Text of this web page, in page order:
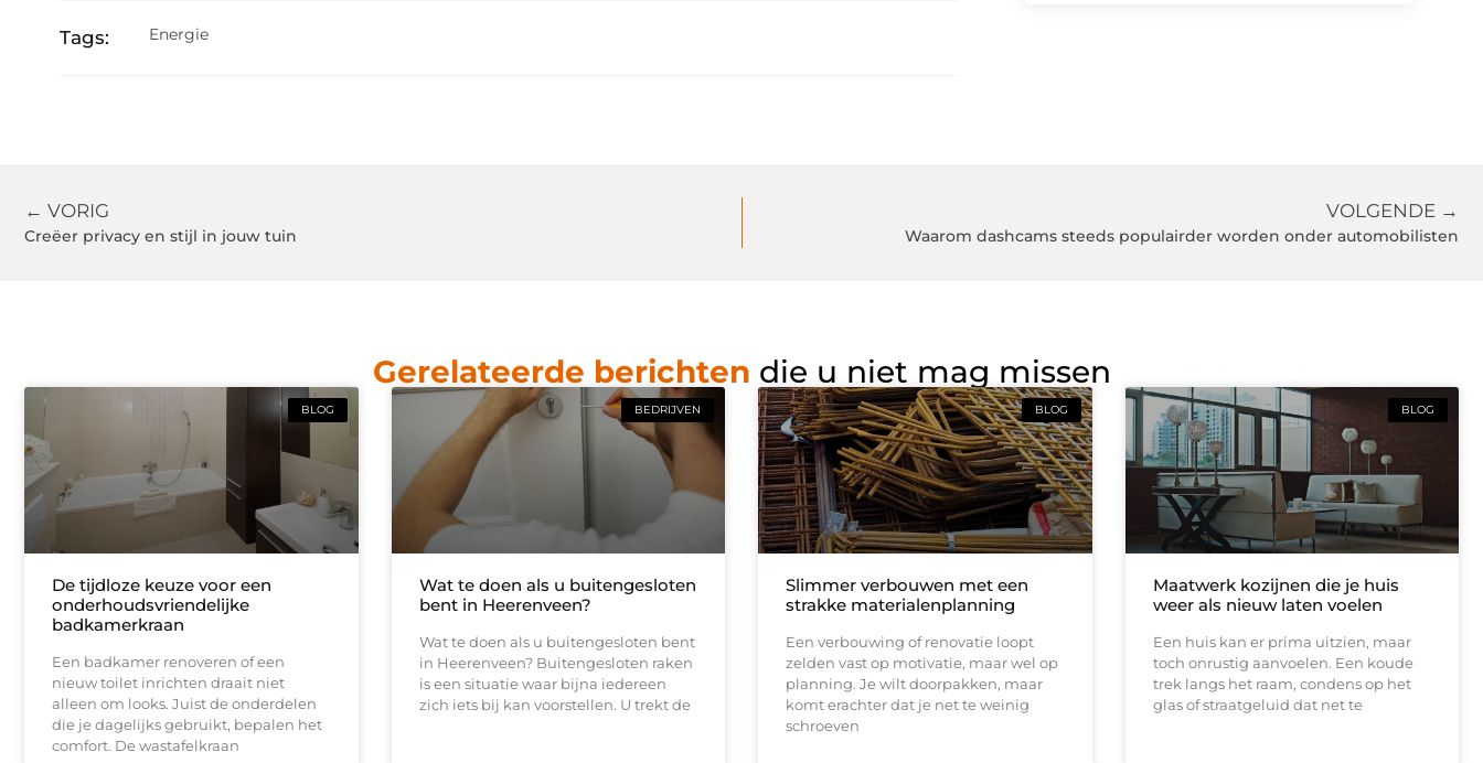
Tags: Energie
← VORIG
Creëer privacy en stijl in jouw tuin
VOLGENDE →
Waarom dashcams steeds populairder worden onder automobilisten
Gerelateerde berichten die u niet mag missen
BLOG
De tijdloze keuze voor een
onderhoudsvriendelijke
badkamerkraan
Een badkamer renoveren of een
nieuw toilet inrichten draait niet
alleen om looks. Juist de onderdelen
die je dagelijks gebruikt, bepalen het
comfort. De wastafelkraan
BEDRIJVEN
Wat te doen als u buitengesloten
bent in Heerenveen?
Wat te doen als u buitengesloten bent
in Heerenveen? Buitengesloten raken
is een situatie waar bijna iedereen
zich iets bij kan voorstellen. U trekt de
BLOG
Slimmer verbouwen met een
strakke materialenplanning
Een verbouwing of renovatie loopt
zelden vast op motivatie, maar wel op
planning. Je wilt doorpakken, maar
komt erachter dat je net te weinig
schroeven
BLOG
Maatwerk kozijnen die je huis
weer als nieuw laten voelen
Een huis kan er prima uitzien, maar
toch onrustig aanvoelen. Een koude
trek langs het raam, condens op het
glas of straatgeluid dat net te